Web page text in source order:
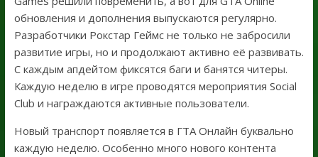
обновления и дополнения выпускаются регулярно.
Разработчики Рокстар Геймс не только не забросили
развитие игры, но и продолжают активно её развивать.
С каждым апдейтом фиксятся баги и банятся читеры.
Каждую неделю в игре проводятся мероприятия Social
Club и награждаются активные пользователи.
Новый транспорт появляется в ГТА Онлайн буквально
каждую неделю. Особенно много нового контента